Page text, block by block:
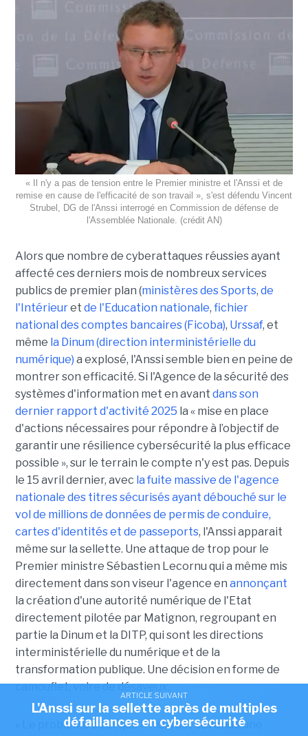
ARTICLE SUIVANT
L'Anssi sur la sellette après de multiples
défaillances en cybersécurité
« Il n'y a pas de tension entre le Premier ministre et l'Anssi et de
remise en cause de l'efficacité de son travail », s'est défendu Vincent
Strubel, DG de l'Anssi interrogé en Commission de défense de
l'Assemblée Nationale. (crédit AN)
Alors que nombre de cyberattaques réussies ayant
affecté ces derniers mois de nombreux services
publics de premier plan (ministères des Sports, de
l'Intérieuret de l'Education nationale, fichier
national des comptes bancaires (Ficoba), Urssaf, et
même la Dinum (direction interministérielle du
numérique) a explosé, l'Anssi semble bien en peine de
montrer son efficacité. Si l'Agence de la sécurité des
systèmes d'information met en avant dans son
dernier rapport d'activité 2025 la « mise en place
d'actions nécessaires pour répondre à l’objectif de
garantir une résilience cybersécurité la plus efficace
possible », sur le terrain le compte n'y est pas. Depuis
le 15 avril dernier, avec la fuite massive de l'agence
nationale des titres sécurisés ayant débouché sur le
vol de millions de données de permis de conduire,
cartes d'identités et de passeports, l'Anssi apparait
même sur la sellette. Une attaque de trop pour le
Premier ministre Sébastien Lecornu qui a même mis
directement dans son viseur l'agence en annonçant
la création d'une autorité numérique de l'Etat
directement pilotée par Matignon, regroupant en
partie la Dinum et la DITP, qui sont les directions
interministérielle du numérique et de la
transformation publique. Une décision en forme de
camouflet, voire de désaveux.
« Le problème c'est que l'Anssi est devenue une